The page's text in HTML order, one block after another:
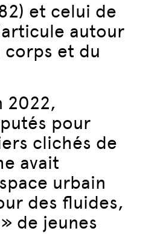
et celui de
autour
et du
2022,
pour
clichés de
avait
urbain
des fluides,
de jeunes